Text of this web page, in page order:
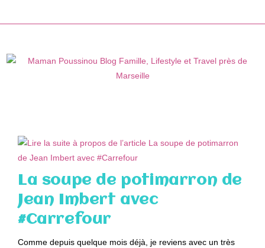
La soupe de potimarron de
Jean Imbert avec
#Carrefour
Comme depuis quelque mois déjà, je reviens avec un très